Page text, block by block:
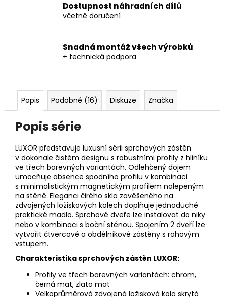
Dostupnost náhradních dílů
včetně doručení
Snadná montáž všech výrobků
+ technická podpora
Popis Podobné (16) Diskuze Značka
Popis série
LUXOR představuje luxusní sérii sprchových zástěn
v dokonale čistém designu s robustními profily z hliníku
ve třech barevných variantách. Odlehčený dojem
umocňuje absence spodního profilu v kombinaci
s minimalistickým magnetickým profilem nalepeným
na stěně. Eleganci čirého skla zavěšeného na
zdvojených ložiskových kolech doplňuje jednoduché
praktické madlo. Sprchové dveře lze instalovat do niky
nebo v kombinaci s boční stěnou. Spojením 2 dveří lze
vytvořit čtvercové a obdélníkové zástěny s rohovým
vstupem.
Charakteristika sprchových zástěn LUXOR:
Profily ve třech barevných variantách: chrom,
černá mat, zlato mat
Velkoprůměrová zdvojená ložisková kola skrytá